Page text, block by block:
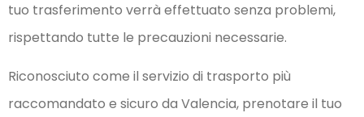
tuo trasferimento verrà effettuato senza problemi,
rispettando tutte le precauzioni necessarie.
Riconosciuto come il servizio di trasporto più
raccomandato e sicuro da Valencia, prenotare il tuo